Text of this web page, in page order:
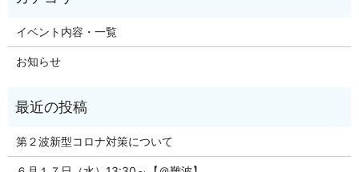
イベント内容・一覧
お知らせ
第２波新型コロナ対策について